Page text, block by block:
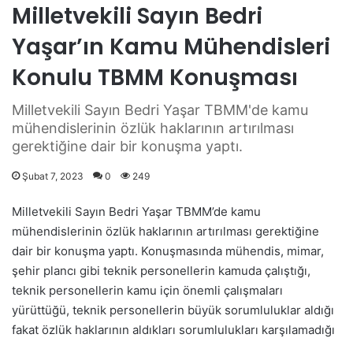
Milletvekili Sayın Bedri
Yaşar’ın Kamu Mühendisleri
Konulu TBMM Konuşması
Milletvekili Sayın Bedri Yaşar TBMM'de kamu
mühendislerinin özlük haklarının artırılması
gerektiğine dair bir konuşma yaptı.
Şubat 7, 2023 0 249
Milletvekili Sayın Bedri Yaşar TBMM’de kamu
mühendislerinin özlük haklarının artırılması gerektiğine
dair bir konuşma yaptı. Konuşmasında mühendis, mimar,
şehir plancı gibi teknik personellerin kamuda çalıştığı,
teknik personellerin kamu için önemli çalışmaları
yürüttüğü, teknik personellerin büyük sorumluluklar aldığı
fakat özlük haklarının aldıkları sorumlulukları karşılamadığı